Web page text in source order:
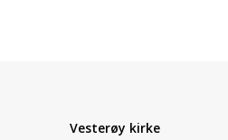
Vesterøy kirke